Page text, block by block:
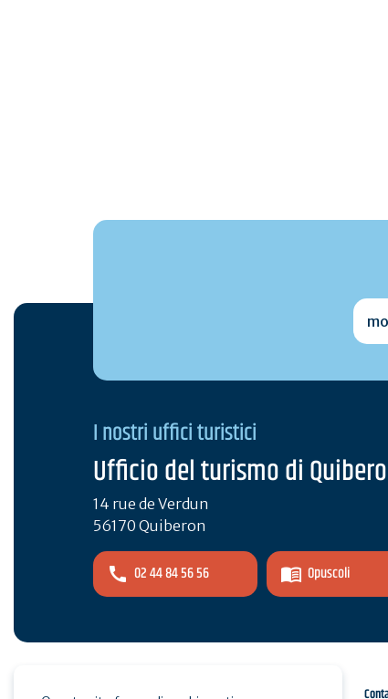
I nostri uffici turistici
Ufficio del turismo di
14 rue de Verdun
56170 Quiberon
02 44 84 56 56 Opuscoli
Spazio pro Stampa